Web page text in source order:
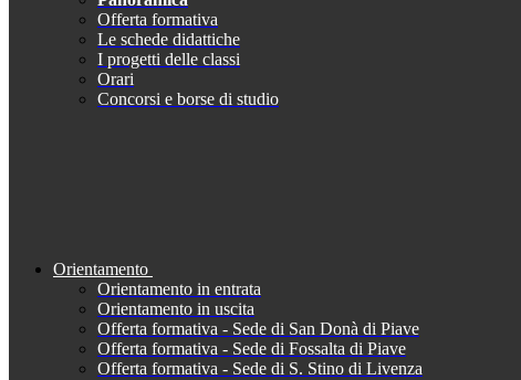
Offerta formativa
Le schede didattiche
I progetti delle classi
Orari
Concorsi e borse di studio
Orientamento
Orientamento in entrata
Orientamento in uscita
Offerta formativa - Sede di San Donà di Piave
Offerta formativa - Sede di Fossalta di Piave
Offerta formativa - Sede di S. Stino di Livenza